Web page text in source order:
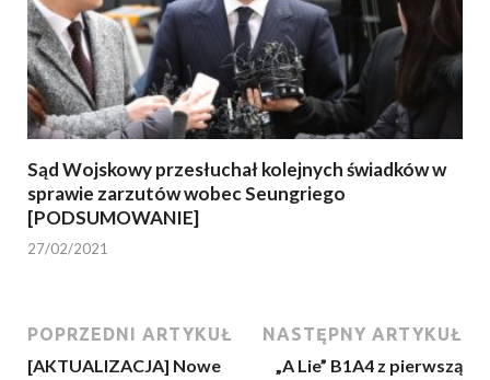
Sąd Wojskowy przesłuchał kolejnych świadków w
sprawie zarzutów wobec Seungriego
[PODSUMOWANIE]
27/02/2021
POPRZEDNI ARTYKUŁ
[AKTUALIZACJA] Nowe
NASTĘPNY ARTYKUŁ
„A Lie” B1A4 z pierwszą